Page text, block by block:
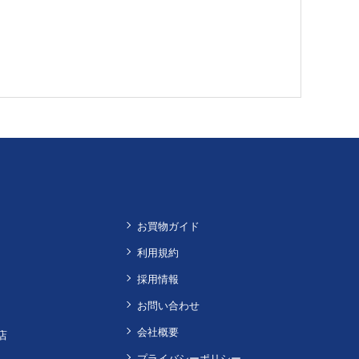
お買物ガイド
利用規約
採用情報
お問い合わせ
会社概要